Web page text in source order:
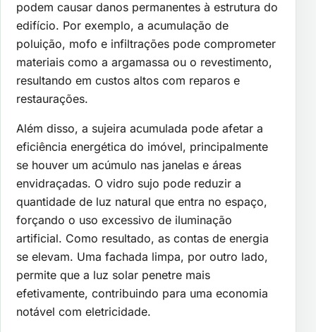
podem causar danos permanentes à estrutura do
edifício. Por exemplo, a acumulação de
poluição, mofo e infiltrações pode comprometer
materiais como a argamassa ou o revestimento,
resultando em custos altos com reparos e
restaurações.
Além disso, a sujeira acumulada pode afetar a
eficiência energética do imóvel, principalmente
se houver um acúmulo nas janelas e áreas
envidraçadas. O vidro sujo pode reduzir a
quantidade de luz natural que entra no espaço,
forçando o uso excessivo de iluminação
artificial. Como resultado, as contas de energia
se elevam. Uma fachada limpa, por outro lado,
permite que a luz solar penetre mais
efetivamente, contribuindo para uma economia
notável com eletricidade.